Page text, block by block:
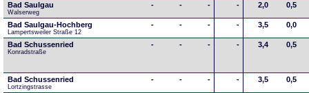
Bad Saulgau
Walserweg
- - - - 2,0 0,5
Bad Saulgau-Hochberg
Lampertsweiler Straße 12
- - - - 3,5 0,0
Bad Schussenried
Konradstraße
- - - - 3,4 0,5
Bad Schussenried
Lortzingstrasse
- - - - 3,5 0,5